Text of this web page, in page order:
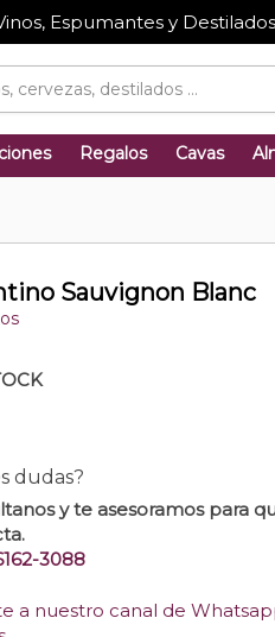
Espumantes y Destilados
Regalos Cavas
Sauvignon Blanc
dudas?
y te asesoramos para
3088
a nuestro canal de